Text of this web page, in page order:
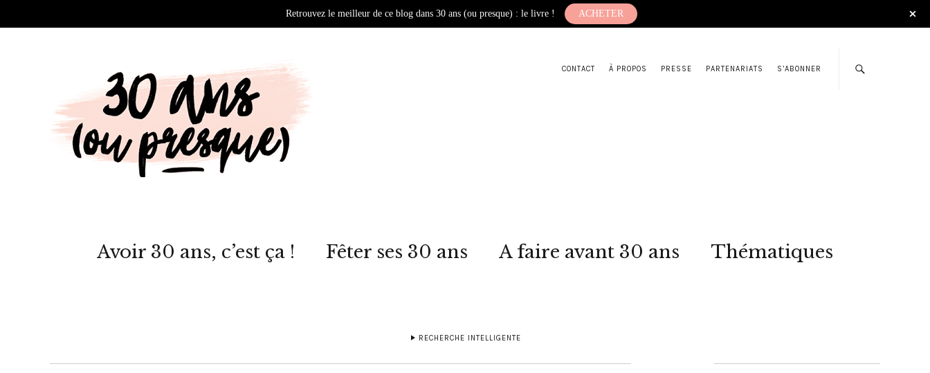
CONTACT À PROPOS PRESSE PARTENARIATS S’ABONNER
Avoir 30 ans, c’est ça ! Fêter ses 30 ans A faire avant 30 ans Thématiques
RECHERCHE INTELLIGENTE
Retrouvez le meilleur de ce blog dans 30 ans (ou presque) : le livre ! ACHETER